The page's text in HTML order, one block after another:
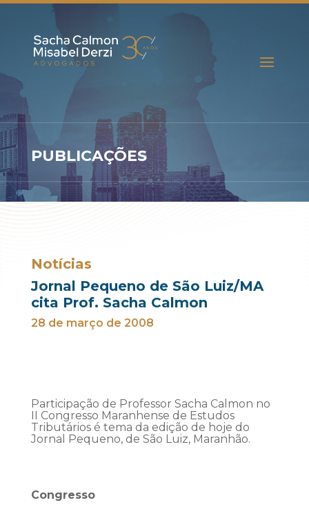
PUBLICAÇÕES
Notícias
Jornal Pequeno de São Luiz/MA
cita Prof. Sacha Calmon
28 de março de 2008
Participação de Professor Sacha Calmon no
II Congresso Maranhense de Estudos
Tributários é tema da edição de hoje do
Jornal Pequeno, de São Luiz, Maranhão.
Congresso